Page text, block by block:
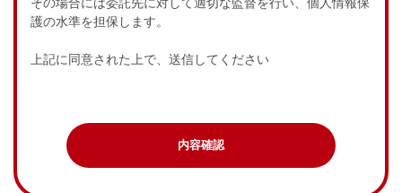
その場合には委託先に対して適切な監督を行い、個人情報保
護の水準を担保します。
上記に同意された上で、送信してください
内容確認